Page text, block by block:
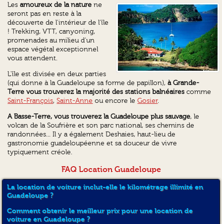
Lesamoureux de la nature ne
seront pas en reste à la
découverte de l'intérieur de l'île
! Trekking, VTT, canyoning,
promenades aumilieud'un
espace végétal exceptionnel
vous attendent.
L'île est divisée en deux parties
(qui donne à la Guadeloupe sa forme de papillon),à Grande-
Terre vous trouverez la majorité des stations balnéaires comme
Saint-François,Saint-Anne ou encore leGosier.
A Basse-Terre, vous trouverez la Guadeloupe plus sauvage, le
volcan de la Soufrière et son parc national, ses chemins de
randonnées... Il y a également Deshaies, haut-lieu de
gastronomie guadeloupéenne et sa douceur de vivre
typiquement créole.
FAQ Location Guadeloupe
La location de voiture inclut-elle le kilométrage illimité en
Guadeloupe ?
Comment obtenir le meilleur prix pour une location de
voiture en Guadeloupe ?